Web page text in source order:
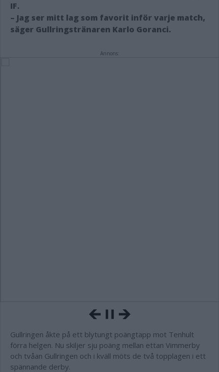
IF.
– Jag ser mitt lag som favorit inför varje match,
säger Gullringstränaren Karlo Goranci.
Annons:
Gullringen åkte på ett blytungt poängtapp mot Tenhult
förra helgen. Nu skiljer sju poäng mellan ettan Vimmerby
och tvåan Gullringen och i kväll möts de två topplagen i ett
spännande derby.